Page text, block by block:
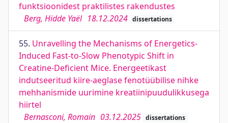
funktsioonidest praktilistes rakendustes
Berg, Hidde Yaël 18.12.2024 dissertations
55. Unravelling the Mechanisms of Energetics-
Induced Fast-to-Slow Phenotypic Shift in
Creatine-Deficient Mice. Energeetikast
indutseeritud kiire-aeglase fenotüübilise nihke
mehhanismide uurimine kreatiinipuudulikkusega
hiirtel
Bernasconi, Romain 03.12.2025 dissertations